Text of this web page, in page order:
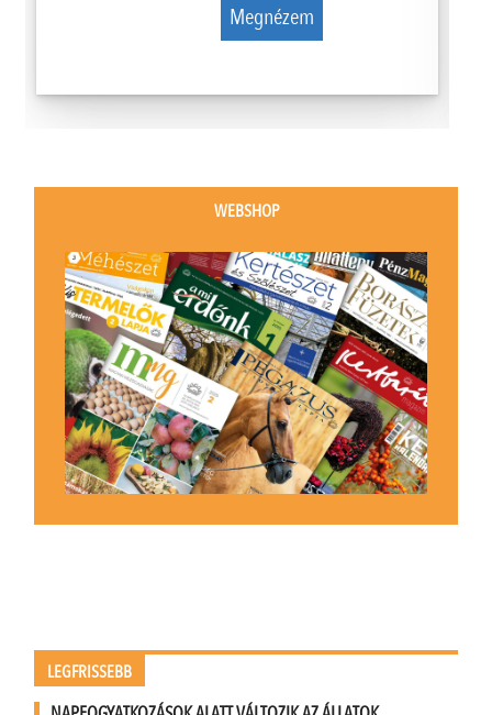
Megnézem
WEBSHOP
LEGFRISSEBB